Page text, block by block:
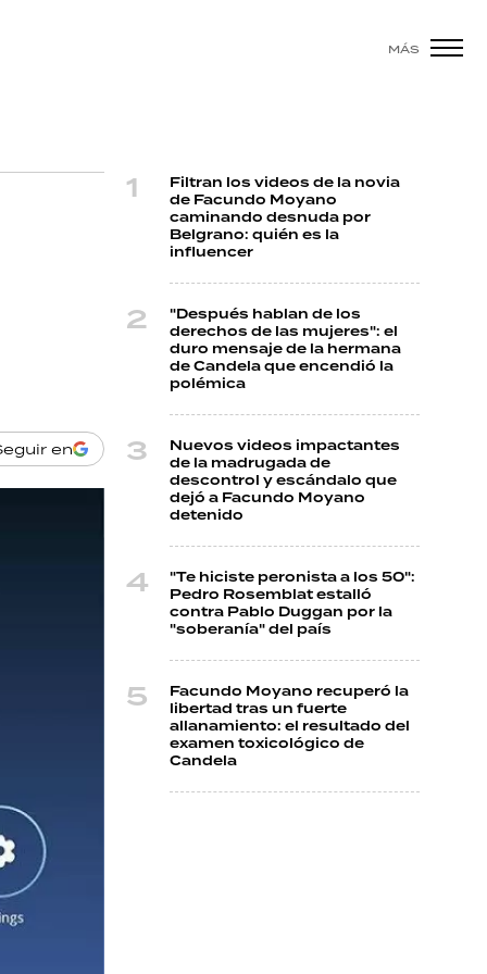
MÁS
en
Filtran los videos de la novia
de Facundo Moyano
caminando desnuda por
Belgrano: quién es la
influencer
"Después hablan de los
derechos de las mujeres": el
duro mensaje de la hermana
de Candela que encendió la
polémica
Nuevos videos impactantes
de la madrugada de
descontrol y escándalo que
dejó a Facundo Moyano
detenido
"Te hiciste peronista a los 50":
Pedro Rosemblat estalló
contra Pablo Duggan por la
"soberanía" del país
Facundo Moyano recuperó la
libertad tras un fuerte
allanamiento: el resultado del
examen toxicológico de
Candela